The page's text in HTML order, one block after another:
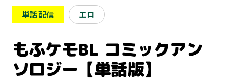
単話配信 エロ
もふケモBL コミックアン
ソロジー【単話版】